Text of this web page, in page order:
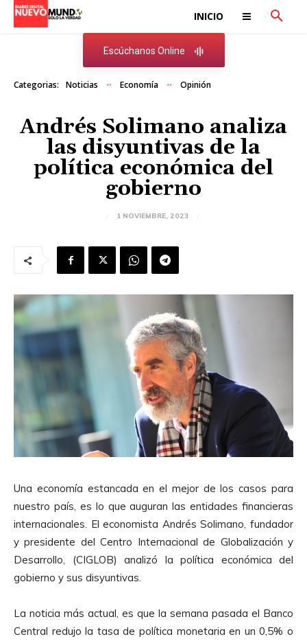
INICIO
Escúchanos Online
Categorias: Noticias Economía Opinión
Andrés Solimano analiza
las disyuntivas de la
política económica del
gobierno
1 NOVIEMBRE, 2023
Una economía estancada en el mejor de los casos para
nuestro país, es lo que auguran las entidades financieras
internacionales. El economista Andrés Solimano, fundador
y presidente del Centro Internacional de Globalización y
Desarrollo, (CIGLOB) analizó la política económica del
gobierno y sus disyuntivas.
La noticia más actual, es que la semana pasada el Banco
Central redujo la tasa de política monetaria en un 0,5% o